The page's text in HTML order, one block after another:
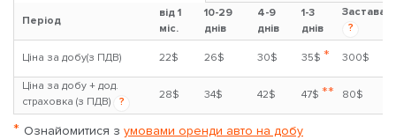
Період
від 1
міс.
10-29
днів
4-9
днів
1-3
днів
Застава
?
Ціна за добу(з ПДВ) 22$ 26$ 30$ 35$ * 300$
Ціна за добу + дод.
страховка (з ПДВ)
?
28$ 34$ 42$ 47$ ** 80$
* Ознайомитися з умовами оренди авто на добу